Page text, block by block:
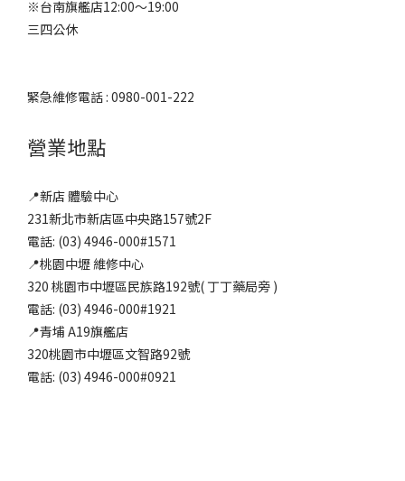
※台南旗艦店12:00～19:00
三四公休
緊急維修電話 : 0980-001-222
營業地點
📍新店 體驗中心
231新北市新店區中央路157號2F
電話: (03) 4946-000#1571
📍桃園中壢 維修中心
320 桃園市中壢區民族路192號( 丁丁藥局旁 )
電話: (03) 4946-000#1921
📍青埔 A19旗艦店
320桃園市中壢區文智路92號
電話: (03) 4946-000#0921